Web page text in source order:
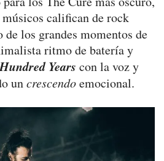
califican de rock
de los grandes momentos de
ritmo de batería y
Years con la voz y
uncrescendoemocional.